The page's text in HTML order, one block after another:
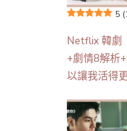
5
Netflix 韓劇
+劇情8解析
以讓我活得